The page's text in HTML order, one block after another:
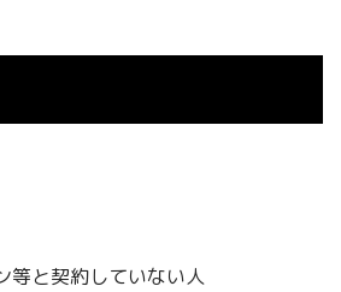
等と契約していない人